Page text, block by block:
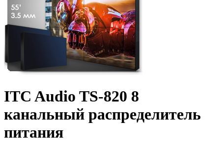
ITC Audio TS-820 8
канальный распределитель
питания